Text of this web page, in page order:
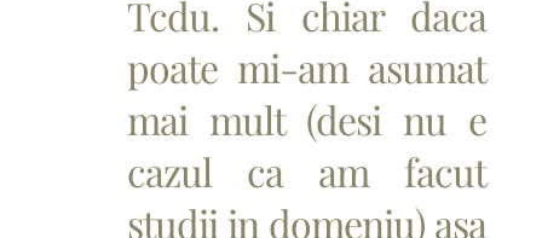
Tcdu. Si chiar daca
poate mi-am asumat
mai mult (desi nu e
cazul ca am facut
studii in domeniu) asa